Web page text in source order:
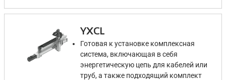
YXCL
Готовая к установке комплексная
система, включающая в себя
энергетическую цепь для кабелей или
труб, а также подходящий комплект